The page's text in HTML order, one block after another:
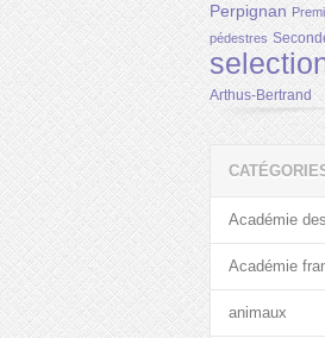
Perpignan
pédestres
Arthus-Bertrand
Académie
Académie
animaux